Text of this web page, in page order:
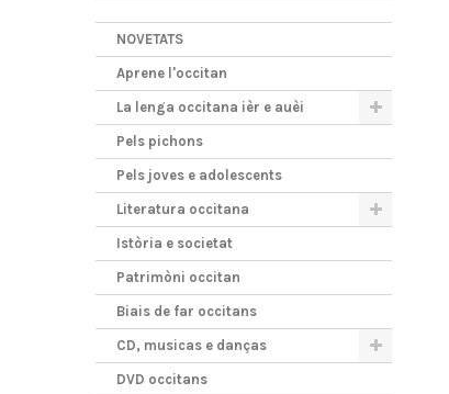
NOVETATS
Aprene l'occitan
La lenga occitana ièr e auèi
Pels pichons
Pels joves e adolescents
Literatura occitana
Istòria e societat
Patrimòni occitan
Biais de far occitans
CD, musicas e danças
DVD occitans